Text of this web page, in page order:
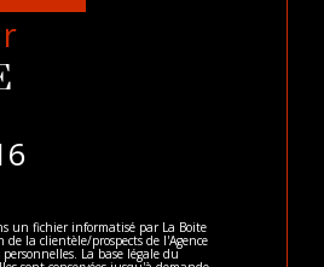
un fichier informatisé par La Boite
la clientèle/prospects de l'Agence
La base légale du